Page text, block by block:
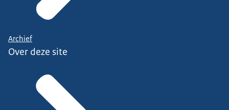
Archief
Over deze site